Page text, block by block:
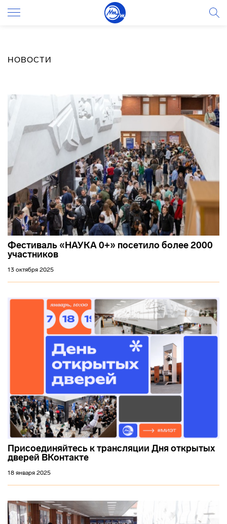
НОВОСТИ
Фестиваль «НАУКА 0+» посетило более 2000
участников
13 октября 2025
Присоединяйтесь к трансляции Дня открытых
дверей ВКонтакте
18 января 2025